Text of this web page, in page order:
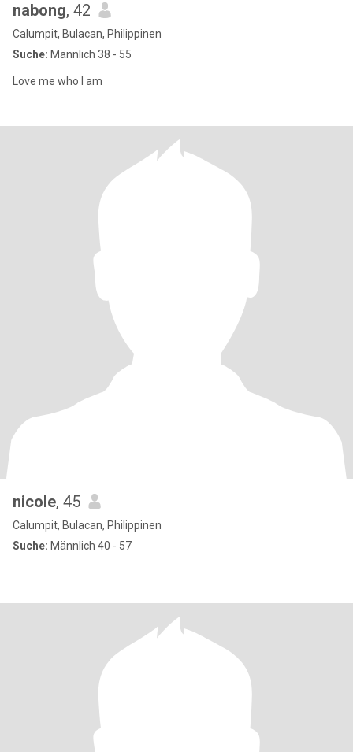
nabong, 42
Calumpit, Bulacan, Philippinen
Suche: Männlich 38 - 55
Love me who I am
nicole, 45
Calumpit, Bulacan, Philippinen
Suche: Männlich 40 - 57